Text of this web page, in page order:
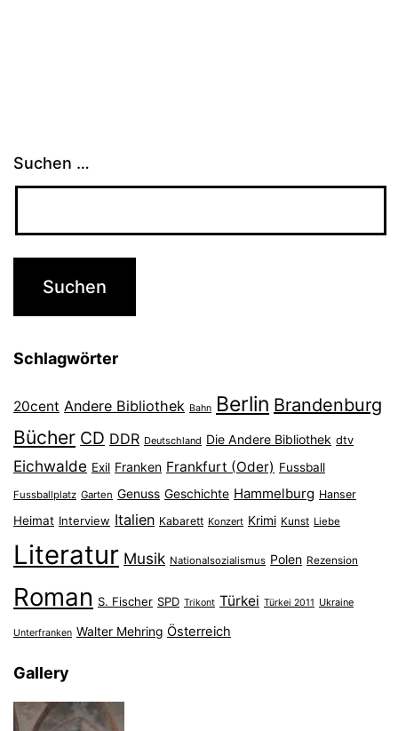
Suchen …
Schlagwörter
20cent Andere Bibliothek Bahn Berlin Brandenburg
Bücher CD DDR Deutschland Die Andere Bibliothek dtv
Eichwalde Exil Franken Frankfurt (Oder) Fussball
Fussballplatz Garten Genuss Geschichte Hammelburg Hanser
Heimat Interview Italien Kabarett Konzert Krimi Kunst Liebe
Literatur Musik Nationalsozialismus Polen Rezension
Roman S. Fischer SPD Trikont Türkei Türkei 2011 Ukraine
Unterfranken Walter Mehring Österreich
Gallery